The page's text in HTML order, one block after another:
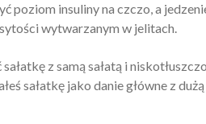
poziom insuliny na czczo, a
wytwarzanym w jelitach.
z samą sałatą i
sałatkę jako danie główne z